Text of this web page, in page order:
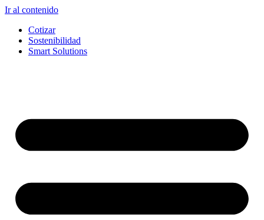
Ir al contenido
Cotizar
Sostenibilidad
Smart Solutions